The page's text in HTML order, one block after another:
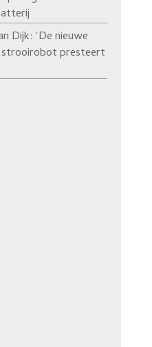
Dijk: ‘De nieuwe
presteert